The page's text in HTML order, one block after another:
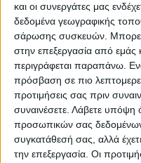
και οι συνεργάτες μας
δεδομένα γεωγραφικής
σάρωσης συσκευών.
στην επεξεργασία από εμάς
περιγράφεται παραπάνω.
πρόσβαση σε πιο
προτιμήσεις σας πριν
συναινέσετε. Λάβετε υπόψη
προσωπικών σας δεδομένων
συγκατάθεσή σας, αλλά
την επεξεργασία. Οι